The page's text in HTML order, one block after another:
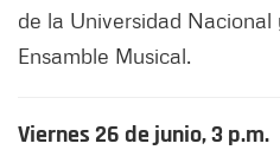
de la Universidad
Ensamble Musical.
Viernes 26 de junio, 3 p.m.